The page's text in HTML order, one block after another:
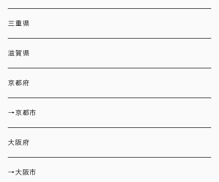
三重県
滋賀県
京都府
→京都市
大阪府
→大阪市